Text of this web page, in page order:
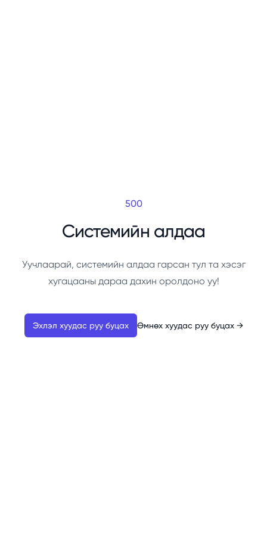
500
Системийн алдаа
Уучлаарай, системийн алдаа гарсан тул та хэсэг
хугацааны дараа дахин оролдоно уу!
Эхлэл хуудас руу буцах Өмнөх хуудас руу буцах →